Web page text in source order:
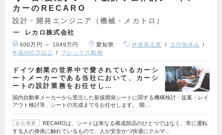
カーのRECARO
設計・開発エンジニア（機械・メカトロ）
レカロ株式会社
600万円 ～ 1049万円 愛知県 外資系企業
土日祝休み
年収600万以上
フレックス勤務
ドイツ創業の世界中で愛されているカーシ
ートメーカーである当社において、カーシ
ートの設計業務をお任せし…
国内自動車メーカーから受注した新規開発シートに関する機構検討・提案・レイ
アウト検討等、シートの完成までをお任せします。 開…
会社概要
RECAROは、シートは単なる構成部品のひとつではなく、常に運転
する人の身体に触れているもので、人が安全かつ快適にクルマ…